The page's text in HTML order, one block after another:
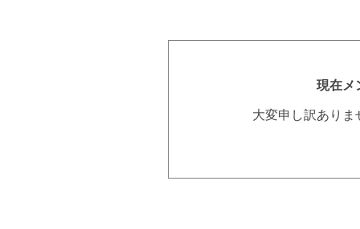
現在メ
大変申し訳あり